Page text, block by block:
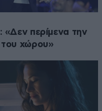
περίμενα την
χώρου»